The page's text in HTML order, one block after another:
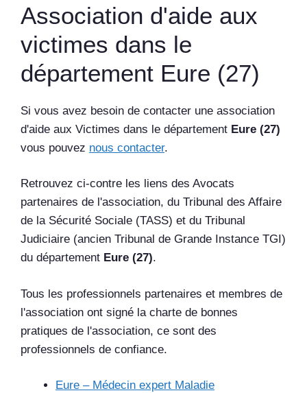
Association d'aide aux
victimes dans le
département Eure (27)
Si vous avez besoin de contacter une association
d'aide aux Victimes dans le département Eure (27)
vous pouvez nous contacter.
Retrouvez ci-contre les liens des Avocats
partenaires de l'association, du Tribunal des Affaire
de la Sécurité Sociale (TASS) et du Tribunal
Judiciaire (ancien Tribunal de Grande Instance TGI)
du département Eure (27).
Tous les professionnels partenaires et membres de
l'association ont signé la charte de bonnes
pratiques de l'association, ce sont des
professionnels de confiance.
Eure – Médecin expert Maladie